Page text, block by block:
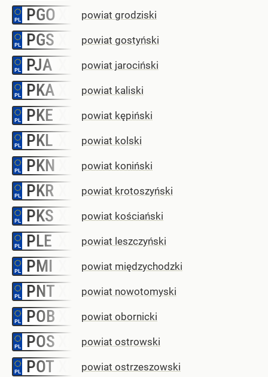
PGO powiat grodziski
PGS powiat gostyński
PJA powiat jarociński
PKA powiat kaliski
PKE powiat kępiński
PKL powiat kolski
PKN powiat koniński
PKR powiat krotoszyński
PKS powiat kościański
PLE powiat leszczyński
PMI powiat międzychodzki
PNT powiat nowotomyski
POB powiat obornicki
POS powiat ostrowski
POT powiat ostrzeszowski